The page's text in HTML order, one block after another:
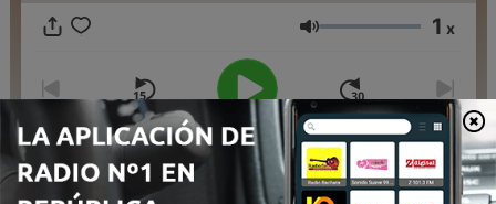
Volumen 1 x
00:00 00:00